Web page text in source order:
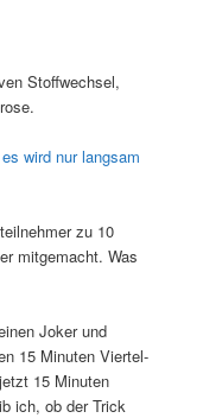
Stoffwechsel,
es wird nur langsam
zu 10
mitgemacht. Was
Joker und
15 Minuten Viertel-
15 Minuten
ich, ob der Trick